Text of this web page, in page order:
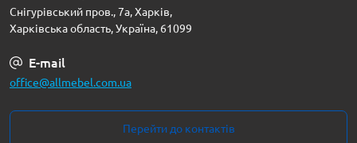
Снігурівський пров., 7а, Харків,
Харківська область, Україна, 61099
E-mail
office@allmebel.com.ua
Перейти до контактів